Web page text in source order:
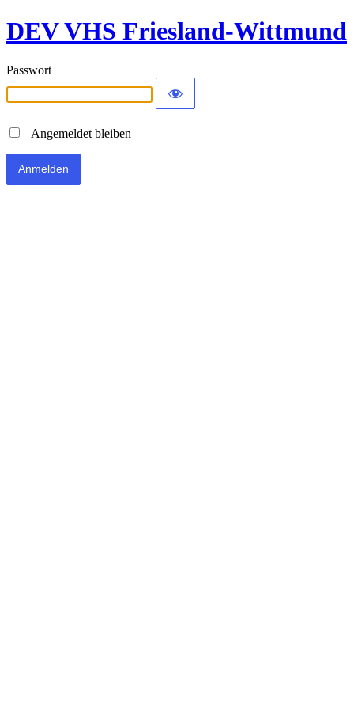
DEV VHS Friesland-Wittmund
Passwort
Angemeldet bleiben